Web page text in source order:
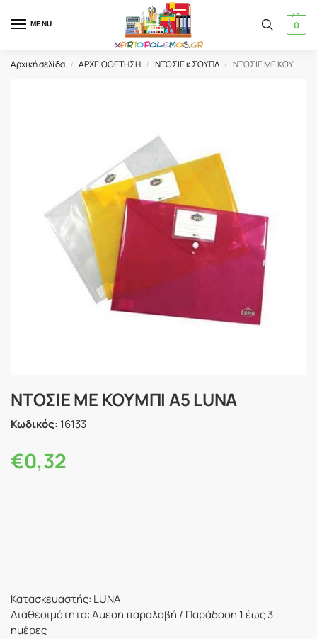
MENU 0
Αρχική σελίδα / ΑΡΧΕΙΟΘΕΤΗΣΗ / ΝΤΟΣΙΕ κ ΣΟΥΠΛ / ΝΤΟΣΙΕ ΜΕ ΚΟΥΜΠΙ Α5 LUNA
ΝΤΟΣΙΕ ΜΕ ΚΟΥΜΠΙ Α5 LUNA
Κωδικός: 16133
€0,32
Κατασκευαστής: LUNA
Διαθεσιμότητα: Άμεση παραλαβή / Παράδoση 1 έως 3
ημέρες